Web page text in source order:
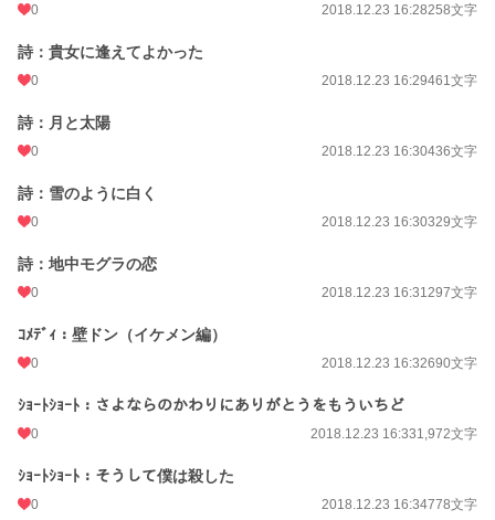
累計ポイント
0 2018.12.23 16:28258文字
詩：貴女に逢えてよかった
0 2018.12.23 16:29461文字
詩：月と太陽
0 2018.12.23 16:30436文字
詩：雪のように白く
0 2018.12.23 16:30329文字
詩：地中モグラの恋
0 2018.12.23 16:31297文字
ｺﾒﾃﾞｨ：壁ドン（イケメン編）
0 2018.12.23 16:32690文字
ｼｮｰﾄｼｮｰﾄ：さよならのかわりにありがとうをもういちど
0 2018.12.23 16:331,972文字
ｼｮｰﾄｼｮｰﾄ：そうして僕は殺した
0 2018.12.23 16:34778文字